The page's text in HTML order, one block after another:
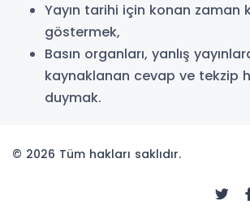
Yayın tarihi için konan zaman
göstermek,
Basın organları, yanlış
kaynaklanan cevap ve tekzip
duymak.
© 2026 Tüm hakları saklıdır.